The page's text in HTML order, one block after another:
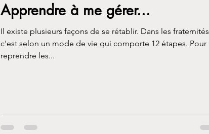
Apprendre à me gérer...
Il existe plusieurs façons de se rétablir. Dans les fraternités,
c'est selon un mode de vie qui comporte 12 étapes. Pour
reprendre les...